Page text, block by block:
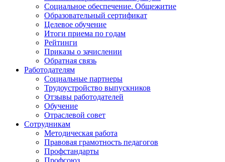
Социальное обеспечение. Общежитие
Образовательный сертификат
Целевое обучение
Итоги приема по годам
Рейтинги
Приказы о зачислении
Обратная связь
Работодателям
Социальные партнеры
Трудоустройство выпускников
Отзывы работодателей
Обучение
Отраслевой совет
Сотрудникам
Методическая работа
Правовая грамотность педагогов
Профстандарты
Профсоюз